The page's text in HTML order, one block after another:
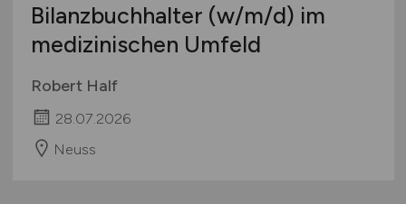
Bilanzbuchhalter (w/m/d) im
medizinischen Umfeld
Robert Half
28.07.2026
Neuss